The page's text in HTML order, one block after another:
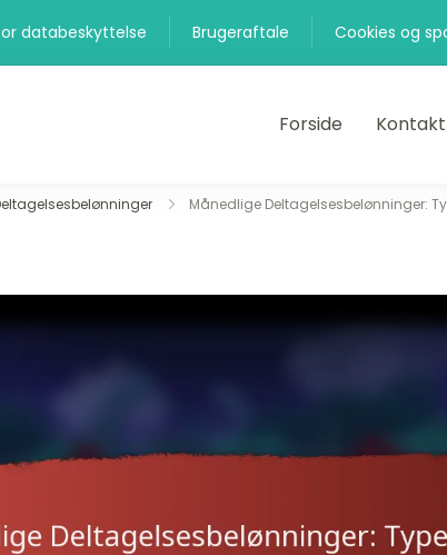
databeskyttelse Brugeraftale Cookies og
Forside
Månedlige Deltagelsesbelønninger: